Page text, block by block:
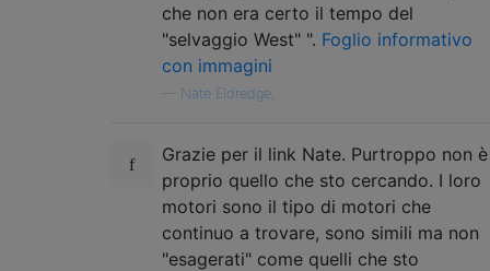
che non era certo il tempo del
"selvaggio West" ". Foglio informativo
con immagini
Nate Eldredge,
Grazie per il link Nate. Purtroppo non è
proprio quello che sto cercando. I loro
motori sono il tipo di motori che
continuo a trovare, sono simili ma non
"esagerati" come quelli che sto